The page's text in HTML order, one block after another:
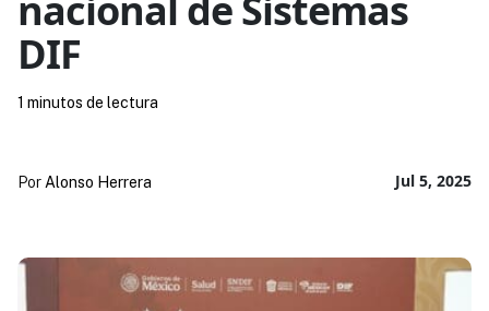
DIF
Jul 5, 2025
Por Alonso Herrera
1 minutos de lectura